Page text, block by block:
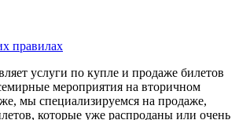
правилах
услуги по купле и продаже билетов
мероприятия на вторичном
мы специализируемся на продаже,
которые уже распроданы или очень